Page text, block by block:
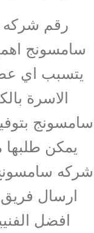
رقم شركه
سامسونج
يتسبب اي
الاسرة
سامسونج
يمكن
ارسال
افضل